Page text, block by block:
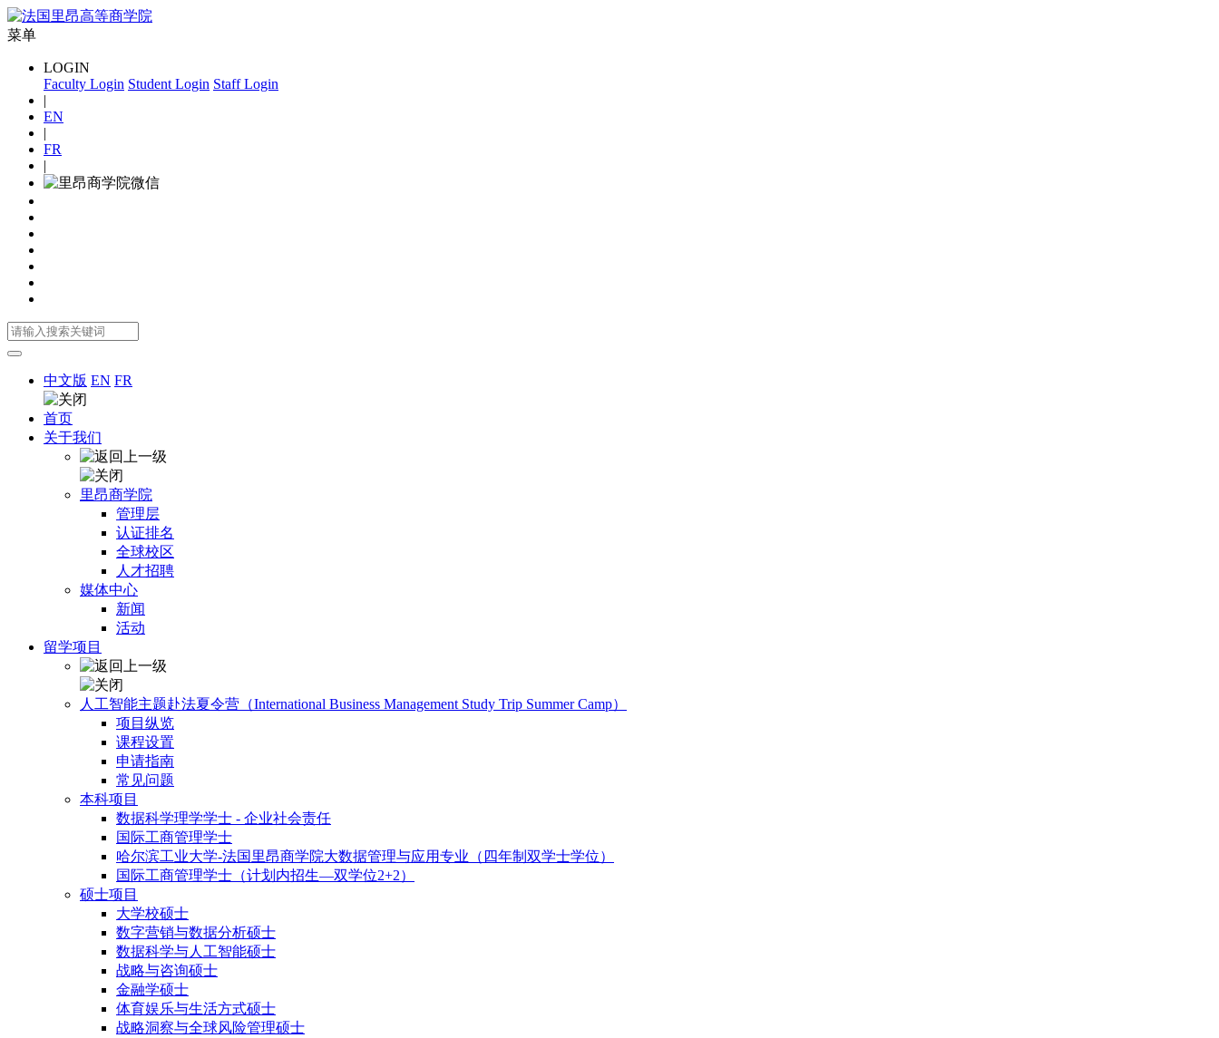
菜单
LOGIN
Faculty Login Student Login Staff Login
|
EN
|
FR
|
中文版 EN FR
首页
关于我们
里昂商学院
管理层
认证排名
全球校区
人才招聘
媒体中心
新闻
活动
留学项目
人工智能主题赴法夏令营（International Business Management Study Trip Summer Camp）
项目纵览
课程设置
申请指南
常见问题
本科项目
数据科学理学学士 - 企业社会责任
国际工商管理学士
哈尔滨工业大学-法国里昂商学院大数据管理与应用专业（四年制双学士学位）
国际工商管理学士（计划内招生—双学位2+2）
硕士项目
大学校硕士
数字营销与数据分析硕士
数据科学与人工智能硕士
战略与咨询硕士
金融学硕士
体育娱乐与生活方式硕士
战略洞察与全球风险管理硕士